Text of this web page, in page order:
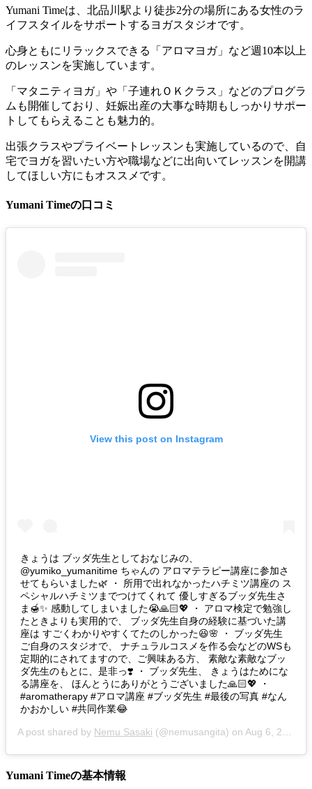
Yumani Timeは、北品川駅より徒歩2分の場所にある女性のラ
イフスタイルをサポートするヨガスタジオです。
心身ともにリラックスできる「アロマヨガ」など週10本以上
のレッスンを実施しています。
「マタニティヨガ」や「子連れＯＫクラス」などのプログラ
ムも開催しており、妊娠出産の大事な時期もしっかりサポー
トしてもらえることも魅力的。
出張クラスやプライベートレッスンも実施しているので、自
宅でヨガを習いたい方や職場などに出向いてレッスンを開講
してほしい方にもオススメです。
Yumani Timeの口コミ
View this post on Instagram
きょうは ブッダ先生としておなじみの、
@yumiko_yumanitime ちゃんの アロマテラピー講座に参加さ
せてもらいました🌿 ・ 所用で出れなかったハチミツ講座の ス
ペシャルハチミツまでつけてくれて 優しすぎるブッダ先生さ
ま🍯✨ 感動してしまいました😭🙏🏻💖 ・ アロマ検定で勉強し
たときよりも実用的で、 ブッダ先生自身の経験に基づいた講
座は すごくわかりやすくてたのしかった😆🌸 ・ ブッダ先生
ご自身のスタジオで、 ナチュラルコスメを作る会などのWSも
定期的にされてますので、ご興味ある方、 素敵な素敵なブッ
ダ先生のもとに、是非っ❣️ ・ ブッダ先生、 きょうはためにな
る講座を、 ほんとうにありがとうございました🙏🏻💖 ・
#aromatherapy #アロマ講座 #ブッダ先生 #最後の写真 #なん
かおかしい #共同作業😂
A post shared by Nemu Sasaki (@nemusangita) on Aug 6, 2020 at 4:51am PDT
Yumani Timeの基本情報